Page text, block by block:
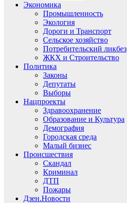
Экономика
Промышленность
Экология
Дороги и Транспорт
Сельское хозяйство
Потребительский ликбез
ЖКХ и Строительство
Политика
Законы
Депутаты
Выборы
Нацпроекты
Здравоохранение
Образование и Культура
Демография
Городская среда
Малый бизнес
Происшествия
Скандал
Криминал
ДТП
Пожары
Дзен.Новости